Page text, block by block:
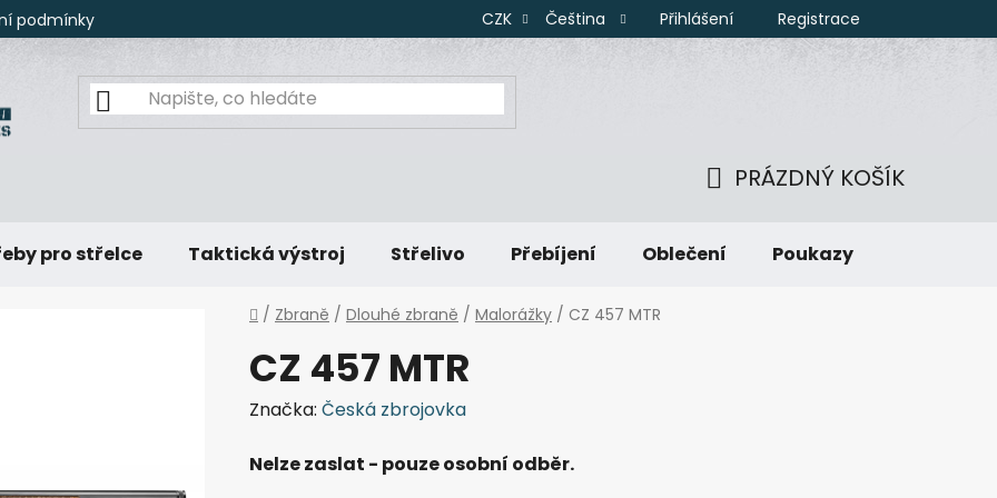
podmínky CZK Čeština Přihlášení Registrace
KOŠÍK
PRÁZDNÝ KOŠÍK
pro střelce Taktická výstroj Střelivo Přebíjení Oblečení Poukazy
Domů
/ Zbraně / Dlouhé zbraně / Malorážky / CZ 457 MTR
CZ 457 MTR
Značka: Česká zbrojovka
Nelze zaslat - pouze osobní odběr.